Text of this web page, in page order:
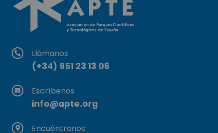
Llámanos
(+34) 951 23 13 06
Escríbenos
info@apte.org
Encuéntranos